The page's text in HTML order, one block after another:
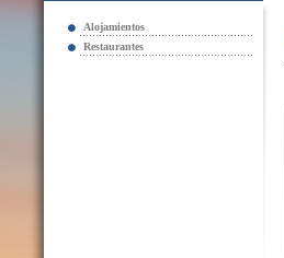
Alojamientos
Restaurantes